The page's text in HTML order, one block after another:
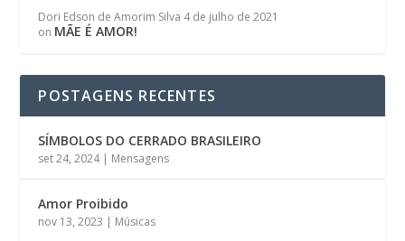
Dori Edson de Amorim Silva 4 de julho de 2021
on MÃE É AMOR!
POSTAGENS RECENTES
SÍMBOLOS DO CERRADO BRASILEIRO
set 24, 2024| Mensagens
Amor Proibido
nov 13, 2023 | Músicas